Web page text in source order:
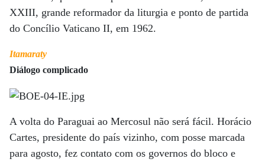
XXIII, grande reformador da liturgia e ponto de partida
do Concílio Vaticano II, em 1962.
Itamaraty
Diálogo complicado
A volta do Paraguai ao Mercosul não será fácil. Horácio
Cartes, presidente do país vizinho, com posse marcada
para agosto, fez contato com os governos do bloco e